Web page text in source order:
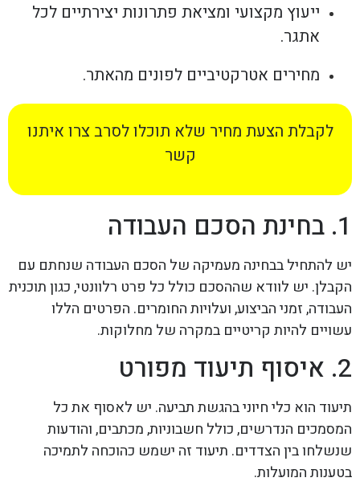
ייעוץ מקצועי ומציאת פתרונות יצירתיים לכל
אתגר.
מחירים אטרקטיביים לפונים מהאתר.
לקבלת הצעת מחיר שלא תוכלו לסרב צרו איתנו
קשר
1. בחינת הסכם העבודה
יש להתחיל בבחינה מעמיקה של הסכם העבודה שנחתם עם
הקבלן. יש לוודא שההסכם כולל כל פרט רלוונטי, כגון תוכנית
העבודה, זמני הביצוע, ועלויות החומרים. הפרטים הללו
עשויים להיות קריטיים במקרה של מחלוקות.
2. איסוף תיעוד מפורט
תיעוד הוא כלי חיוני בהגשת תביעה. יש לאסוף את כל
המסמכים הנדרשים, כולל חשבוניות, מכתבים, והודעות
שנשלחו בין הצדדים. תיעוד זה ישמש כהוכחה לתמיכה
בטענות המועלות.